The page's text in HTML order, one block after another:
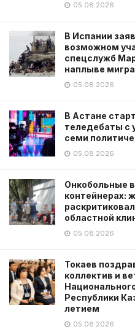
05.08.2026
В Испании
возможном
спецслужб
наплыве
05.08.2026
В Астане
теледебаты с
семи
05.08.2026
Онкобольные в
контейнерах:
областной
05.08.2026
Токаев
коллектив и
Республики
летием
05.08.2026